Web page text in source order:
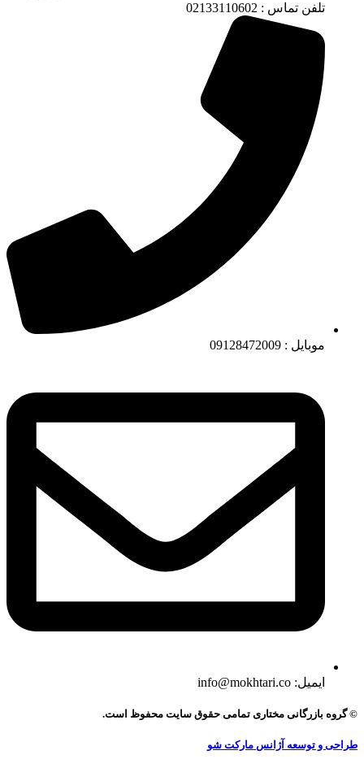
تلفن تماس : 02133110602
موبایل : 09128472009
ایمیل: info@mokhtari.co
© گروه بازرگانی مختاری تمامی حقوق سایت محفوظ است.
طراحی و توسعه آژانس مارکت شو